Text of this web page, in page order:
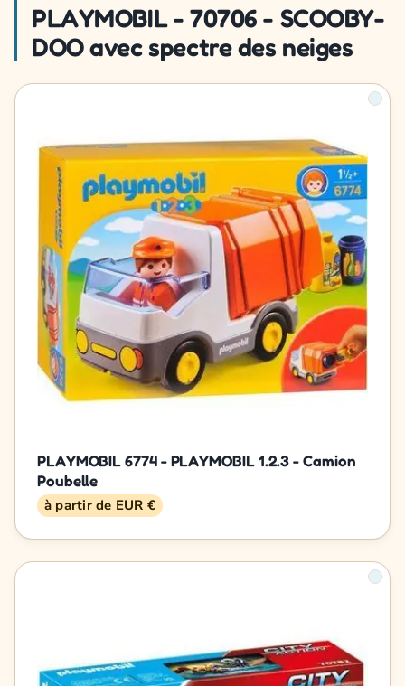
PLAYMOBIL - 70706 - SCOOBY-
DOO avec spectre des neiges
PLAYMOBIL 6774 - PLAYMOBIL 1.2.3 - Camion
Poubelle
à partir de EUR €